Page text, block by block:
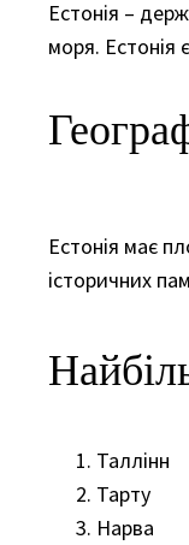
Естонія –
моря.
Естонія має
історичних
Таллінн
Тарту
Нарва